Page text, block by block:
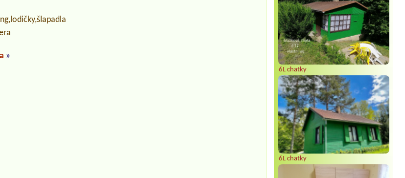
6L chatky
6L chatky
»